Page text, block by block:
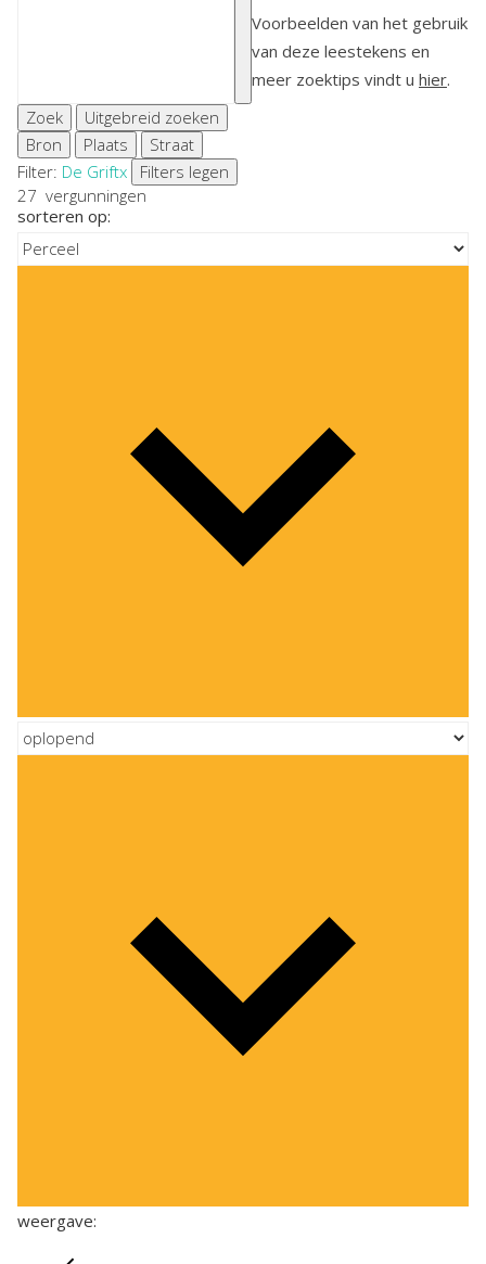
Voorbeelden van het gebruik
van deze leestekens en
meer zoektips vindt u hier.
Zoek
Uitgebreid zoeken
Bron
Plaats
Straat
Filter: De Griftx
Filters legen
27 vergunningen
sorteren op:
weergave: